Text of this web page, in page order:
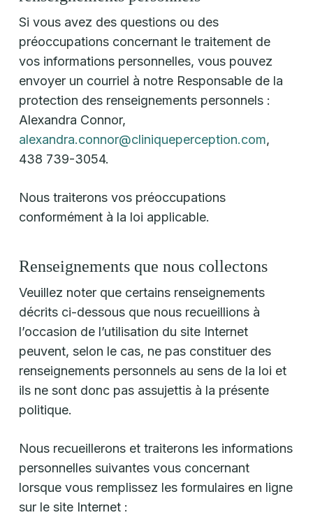
Si vous avez des questions ou des
préoccupations concernant le traitement de
vos informations personnelles, vous pouvez
envoyer un courriel à notre Responsable de la
protection des renseignements personnels :
Alexandra Connor,
alexandra.connor@cliniqueperception.com,
438 739-3054.
Nous traiterons vos préoccupations
conformément à la loi applicable.
Renseignements que nous collectons
Veuillez noter que certains renseignements
décrits ci-dessous que nous recueillions à
l’occasion de l’utilisation du site Internet
peuvent, selon le cas, ne pas constituer des
renseignements personnels au sens de la loi et
ils ne sont donc pas assujettis à la présente
politique.
Nous recueillerons et traiterons les informations
personnelles suivantes vous concernant
lorsque vous remplissez les formulaires en ligne
sur le site Internet :